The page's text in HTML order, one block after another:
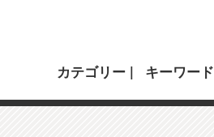
カテゴリー キーワード